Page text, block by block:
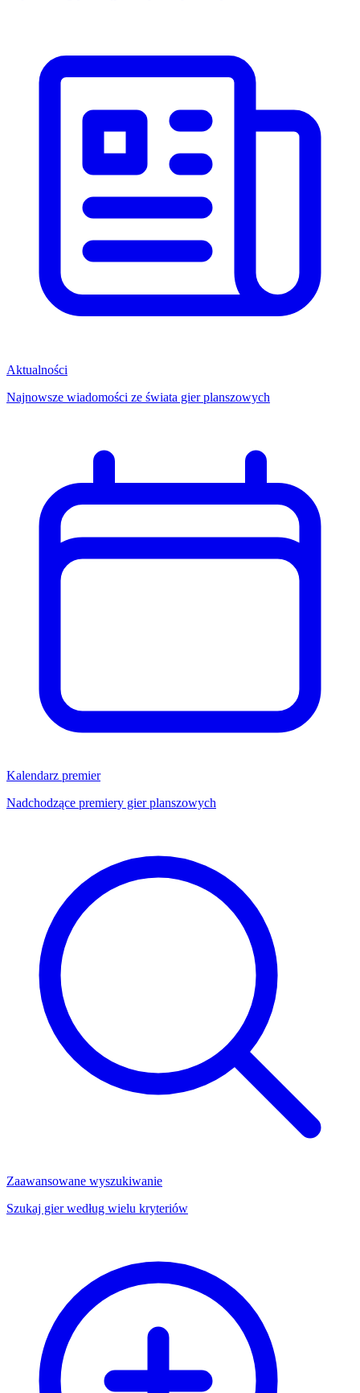
Aktualności
Najnowsze wiadomości ze świata gier planszowych
Kalendarz premier
Nadchodzące premiery gier planszowych
Zaawansowane wyszukiwanie
Szukaj gier według wielu kryteriów